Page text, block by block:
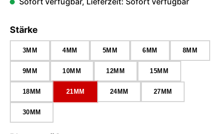
Stärke
3MM 4MM 5MM 6MM 8MM
9MM 10MM 12MM 15MM
18MM 21MM 24MM 27MM
30MM